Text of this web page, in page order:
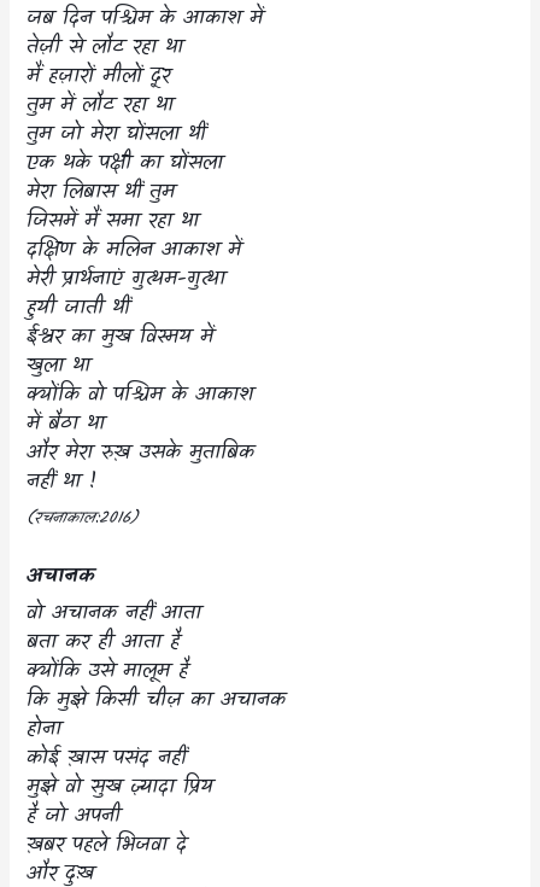
जब दिन पश्चिम के आकाश में
तेज़ी से लौट रहा था
मैं हज़ारों मीलों दूर
तुम में लौट रहा था
तुम जो मेरा घोंसला थीं
एक थके पक्षी का घोंसला
मेरा लिबास थीं तुम
जिसमें मैं समा रहा था
दक्षिण के मलिन आकाश में
मेरी प्रार्थनाएं गुत्थम-गुत्था
हुयी जाती थीं
ईश्वर का मुख विस्मय में
खुला था
क्योंकि वो पश्चिम के आकाश
में बैठा था
और मेरा रुख़ उसके मुताबिक
नहीं था !
(रचनाकाल:2016)
अचानक
वो अचानक नहीं आता
बता कर ही आता है
क्योंकि उसे मालूम है
कि मुझे किसी चीज़ का अचानक
होना
कोई ख़ास पसंद नहीं
मुझे वो सुख ज़्यादा प्रिय
है जो अपनी
ख़बर पहले भिजवा दे
और दुःख